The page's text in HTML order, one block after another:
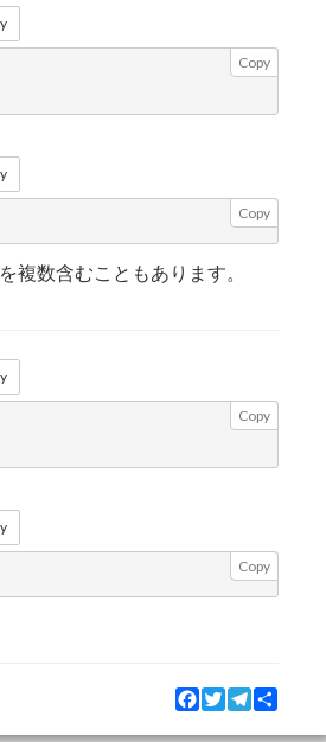
Copy
Copy
複数含むこともあります。
Copy
Copy
Facebook
TwitterTelegram